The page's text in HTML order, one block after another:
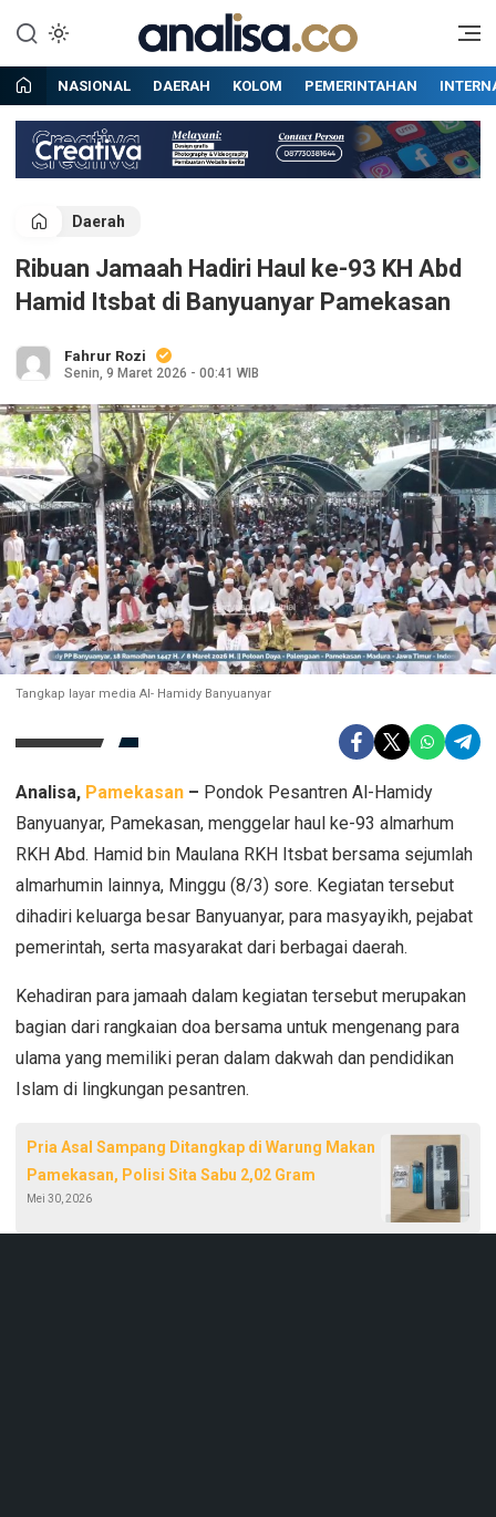
konten
Analisa
Situs berita online terpercaya
NASIONAL DAERAH KOLOM PEMERINTAHAN
Daerah
Ribuan Jamaah Hadiri Haul ke-93 KH Abd
Hamid Itsbat di Banyuanyar Pamekasan
Fahrur Rozi
Senin, 9 Maret 2026 - 00:41 WIB
Tangkap layar media Al- Hamidy Banyuanyar
Analisa, Pamekasan – Pondok Pesantren Al-Hamidy
Banyuanyar, Pamekasan, menggelar haul ke-93 almarhum
RKH Abd. Hamid bin Maulana RKH Itsbat bersama sejumlah
almarhumin lainnya, Minggu (8/3) sore. Kegiatan tersebut
dihadiri keluarga besar Banyuanyar, para masyayikh, pejabat
pemerintah, serta masyarakat dari berbagai daerah.
Kehadiran para jamaah dalam kegiatan tersebut merupakan
bagian dari rangkaian doa bersama untuk mengenang para
ulama yang memiliki peran dalam dakwah dan pendidikan
Islam di lingkungan pesantren.
Pria Asal Sampang Ditangkap di Warung Makan
Pamekasan, Polisi Sita Sabu 2,02 Gram
Mei 30, 2026